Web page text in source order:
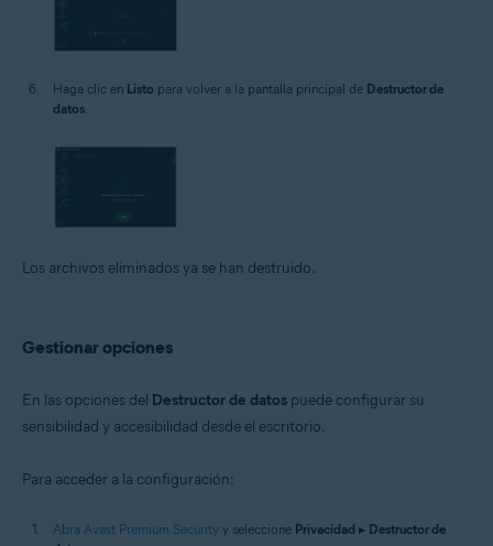
Haga clic en Listo para volver a la pantalla principal de Destructor de
datos
Los archivos eliminados ya se han destruido.
Gestionar opciones
En las opciones del Destructor de datos puede configurar su
sensibilidad y accesibilidad desde el escritorio.
Para acceder a la configuración:
Abra Avast Premium Security y seleccione Privacidad ▸ Destructor de